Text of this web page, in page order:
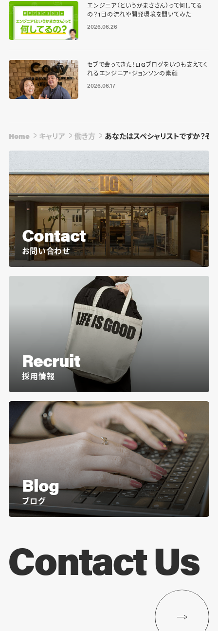
エンジニア（というかまささん）って何してる
の？1日の流れや開発環境を聞いてみた
2026.06.26
セブで会ってきた！LIGブログをいつも支えてく
れるエンジニア・ジョンソンの素顔
2026.06.17
Home キャリア 働き方 あなたはスペシャリストですか？そ
Contact
お問い合わせ
Recruit
採用情報
Blog
ブログ
Contact Us